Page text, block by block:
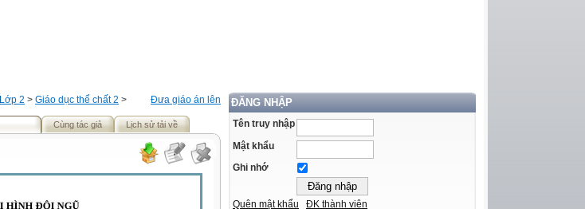
ĐĂNG NHẬP
Tên truy nhập
Mật khẩu
Ghi nhớ
Quên mật khẩu ĐK thành viên
Đưa giáo án lên
Lớp 2 > Giáo dục thể chất 2 >
Cùng tác giả Lịch sử tải về